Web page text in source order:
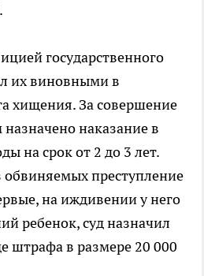
государственного
их виновными в
хищения. За совершение
наказание в
на срок от 2 до 3 лет.
преступление
на иждивении у него
ребенок, суд назначил
штрафа в размере 20 000